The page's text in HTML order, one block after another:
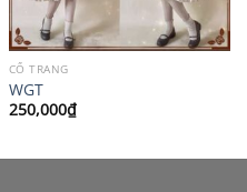
CỔ TRANG
WGT
250,000₫